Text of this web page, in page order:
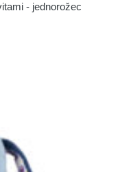
- jednorožec